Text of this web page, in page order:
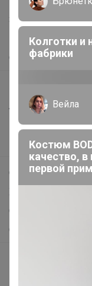
Защита покупателя
Помощь
О нас
Анонсы
Новости
Поддержка
Самое выгодное
Самое желанное
Самое быстрое
Начать
Picabox.ru -
Колготки и
фабрики
Вейла
Костюм
качество,
первой